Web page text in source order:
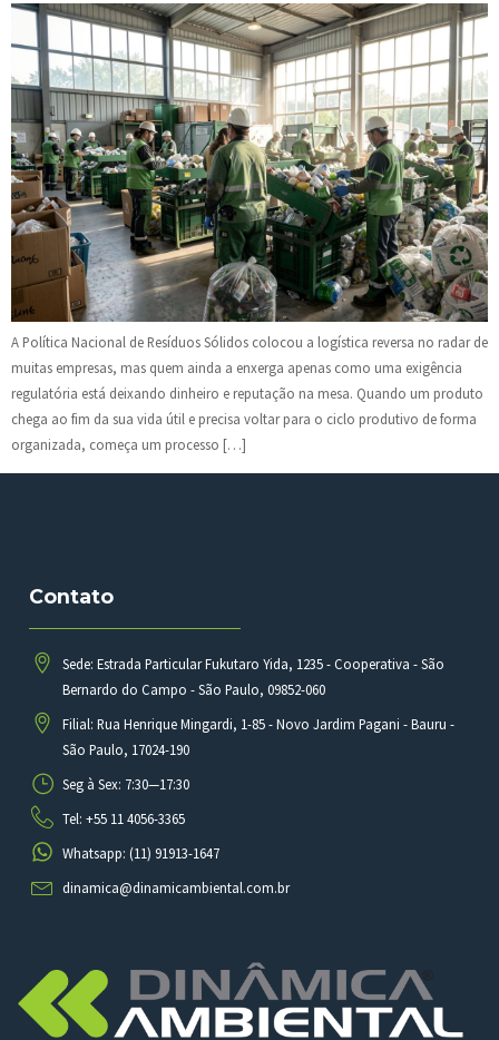
A Política Nacional de Resíduos Sólidos colocou a logística reversa no radar de
muitas empresas, mas quem ainda a enxerga apenas como uma exigência
regulatória está deixando dinheiro e reputação na mesa. Quando um produto
chega ao fim da sua vida útil e precisa voltar para o ciclo produtivo de forma
organizada, começa um processo […]
Contato
Sede: Estrada Particular Fukutaro Yida, 1235 - Cooperativa - São
Bernardo do Campo - São Paulo, 09852-060
Filial: Rua Henrique Mingardi, 1-85 - Novo Jardim Pagani - Bauru -
São Paulo, 17024-190
Seg à Sex: 7:30—17:30
Tel: +55 11 4056-3365
Whatsapp: (11) 91913-1647
dinamica@dinamicambiental.com.br